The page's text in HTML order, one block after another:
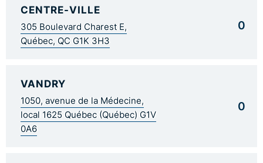
CENTRE-VILLE
305 Boulevard Charest E,
Québec, QC G1K 3H3
0
VANDRY
1050, avenue de la Médecine,
local 1625 Québec (Québec) G1V
0A6
0